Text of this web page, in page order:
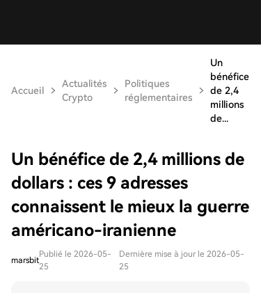
Accueil
Actualités
Crypto
Politiques
réglementaires
Un
bénéfice
de 2,4
millions
de...
Un bénéfice de 2,4 millions de
dollars : ces 9 adresses
connaissent le mieux la guerre
américano-iranienne
marsbit
Publié le 2026-05-
25
Dernière mise à jour le 2026-05-
25